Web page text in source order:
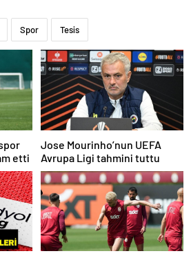
Spor Tesis
etti
Jose Mourinho’nun UEFA
Avrupa Ligi tahmini tuttu